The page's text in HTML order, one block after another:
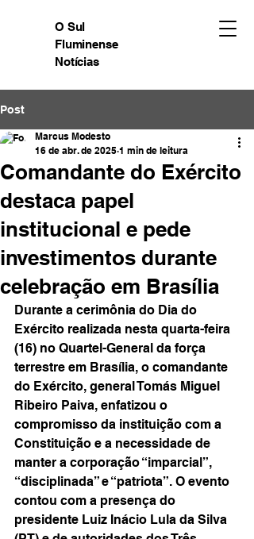
O Sul
Fluminense
Notícias
Post
Comandante do Exército
destaca papel
institucional e pede
investimentos durante
celebração em Brasília
Marcus Modesto
16 de abr. de 2025 1 min de leitura
Durante a cerimônia do Dia do
Exército realizada nesta quarta-feira
(16) no Quartel-General da força
terrestre em Brasília, o comandante
do Exército, general Tomás Miguel
Ribeiro Paiva, enfatizou o
compromisso da instituição com a
Constituição e a necessidade de
manter a corporação “imparcial”,
“disciplinada” e “patriota”. O evento
contou com a presença do
presidente Luiz Inácio Lula da Silva